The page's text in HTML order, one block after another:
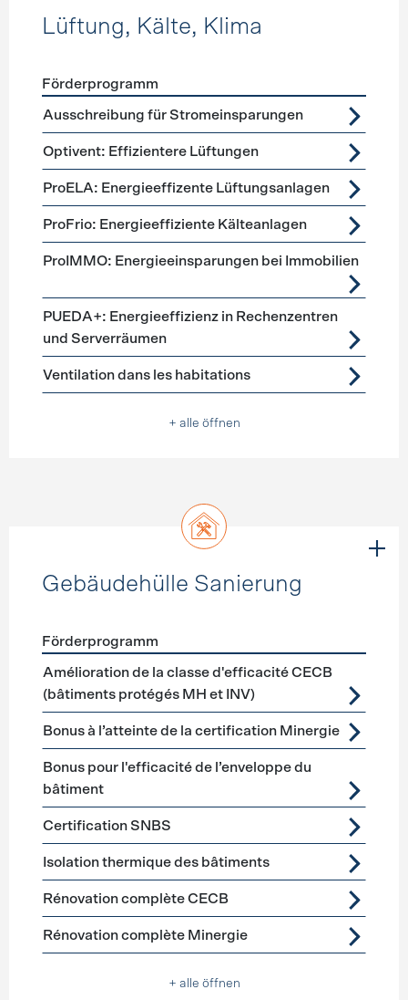
Lüftung, Kälte, Klima
Förderprogramme Lüftung, Kälte, Klima
Förderprogramm
Ausschreibung für Stromeinsparungen
Optivent: Effizientere Lüftungen
ProELA: Energieeffizente Lüftungsanlagen
ProFrio: Energieeffiziente Kälteanlagen
ProIMMO: Energieeinsparungen bei Immobilien
PUEDA+: Energieeffizienz in Rechenzentren
und Serverräumen
Ventilation dans les habitations
+ alle öffnen
Gebäudehülle Sanierung
Förderprogramme Gebäudehülle Sanierung
Förderprogramm
Amélioration de la classe d'efficacité CECB
(bâtiments protégés MH et INV)
Bonus à l’atteinte de la certification Minergie
Bonus pour l'efficacité de l’enveloppe du
bâtiment
Certification SNBS
Isolation thermique des bâtiments
Rénovation complète CECB
Rénovation complète Minergie
+ alle öffnen